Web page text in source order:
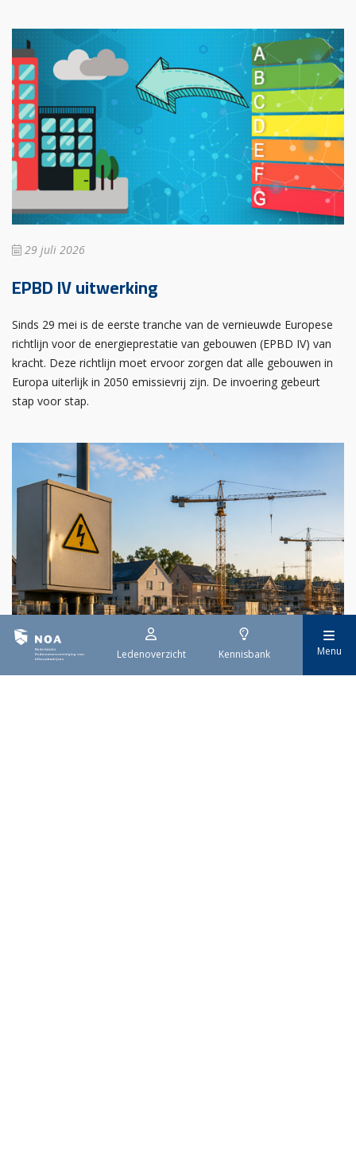
Ledenoverzicht Kennisbank Menu
29 juli 2026
EPBD IV uitwerking
Sinds 29 mei is de eerste tranche van de vernieuwde Europese
richtlijn voor de energieprestatie van gebouwen (EPBD IV) van
kracht. Deze richtlijn moet ervoor zorgen dat alle gebouwen in
Europa uiterlijk in 2050 emissievrij zijn. De invoering gebeurt
stap voor stap.
29 juli 2026